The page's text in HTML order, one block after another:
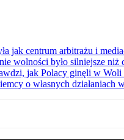
jak centrum arbitrażu i
wolności było silniejsze niż
jak Polacy ginęli w
o własnych działaniach